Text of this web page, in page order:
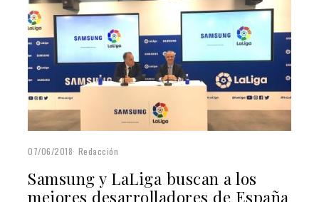
07/06/2018 Redacción
Samsung y LaLiga buscan a los
mejores desarrolladores de España